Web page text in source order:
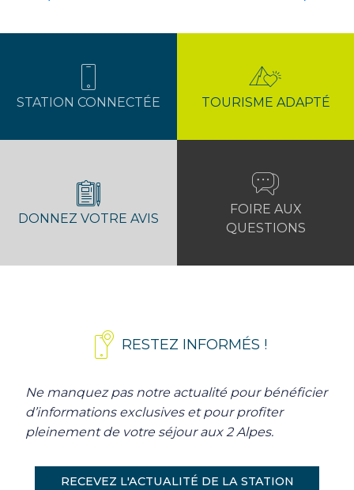
STATION CONNECTÉE TOURISME ADAPTÉ
DONNEZ VOTRE AVIS
FOIRE AUX
QUESTIONS
RESTEZ INFORMÉS !
Ne manquez pas notre actualité pour bénéficier
d’informations exclusives et pour profiter
pleinement de votre séjour aux 2 Alpes.
RECEVEZ L'ACTUALITÉ DE LA STATION